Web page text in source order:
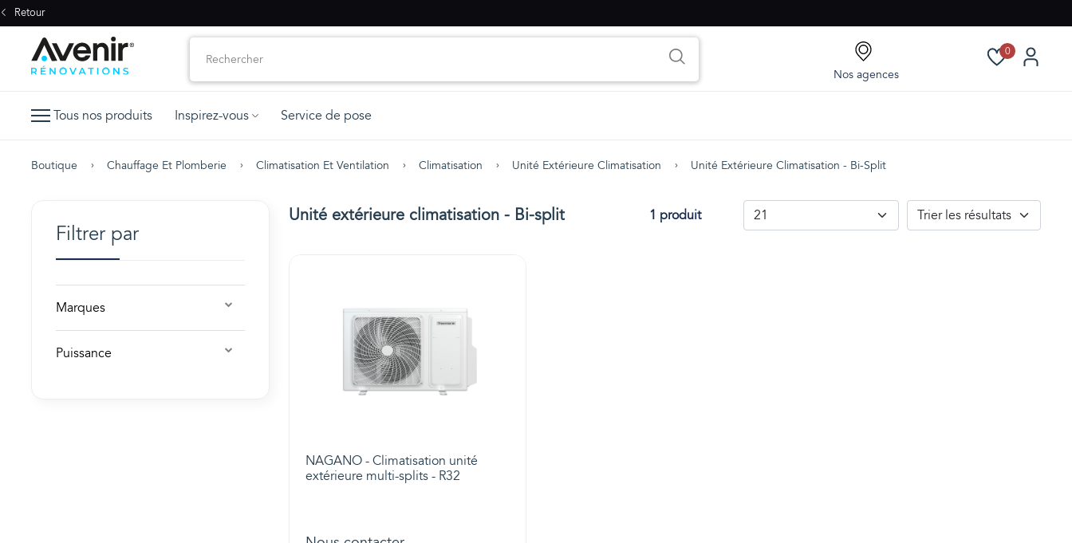
Retour
Nos agences
0
Tous nos produits Inspirez-vous Service de pose
Boutique Chauffage Et Plomberie Climatisation Et Ventilation Climatisation Unité Extérieure Climatisation Unité Extérieure Climatisation - Bi-Split
Filtrer par
Marques
Puissance
Unité extérieure climatisation - Bi-split 1 produit
NAGANO - Climatisation unité
extérieure multi-splits - R32